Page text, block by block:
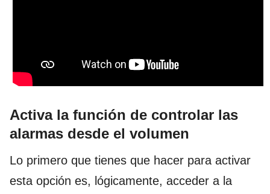
Activa la función de controlar las
alarmas desde el volumen
Lo primero que tienes que hacer para activar
esta opción es, lógicamente, acceder a la